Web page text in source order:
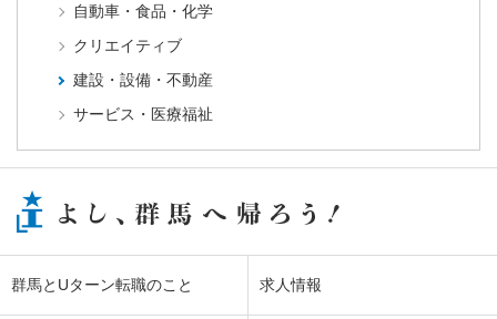
自動車・食品・化学
クリエイティブ
建設・設備・不動産
サービス・医療福祉
群馬とUターン転職のこと 求人情報